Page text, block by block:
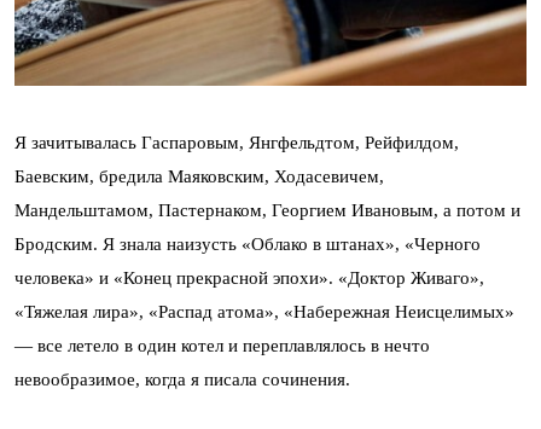
Я зачитывалась Гаспаровым, Янгфельдтом, Рейфилдом,
Баевским, бредила Маяковским, Ходасевичем,
Мандельштамом, Пастернаком, Георгием Ивановым, а потом и
Бродским. Я знала наизусть «Облако в штанах», «Черного
человека» и «Конец прекрасной эпохи». «Доктор Живаго»,
«Тяжелая лира», «Распад атома», «Набережная Неисцелимых»
— все летело в один котел и переплавлялось в нечто
невообразимое, когда я писала сочинения.